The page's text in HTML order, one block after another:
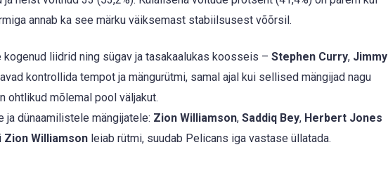
annab ka see märku väiksemast stabiilsusest võõrsil.
liidrid ning sügav ja tasakaalukas koosseis – Stephen Curry, Jimmy
kontrollida tempot ja mängurütmi, samal ajal kui sellised mängijad nagu
ohtlikud mõlemal pool väljakut.
ja dünaamilistele mängijatele: Zion Williamson, Saddiq Bey, Herbert Jones
Zion Williamson leiab rütmi, suudab Pelicans iga vastase üllatada.